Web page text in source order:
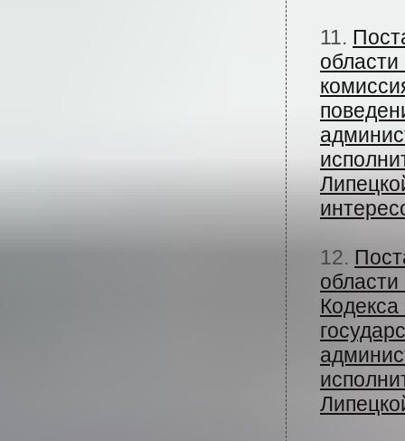
11.
12.